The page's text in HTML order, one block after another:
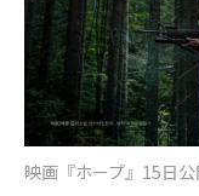
映画『ホープ』15日